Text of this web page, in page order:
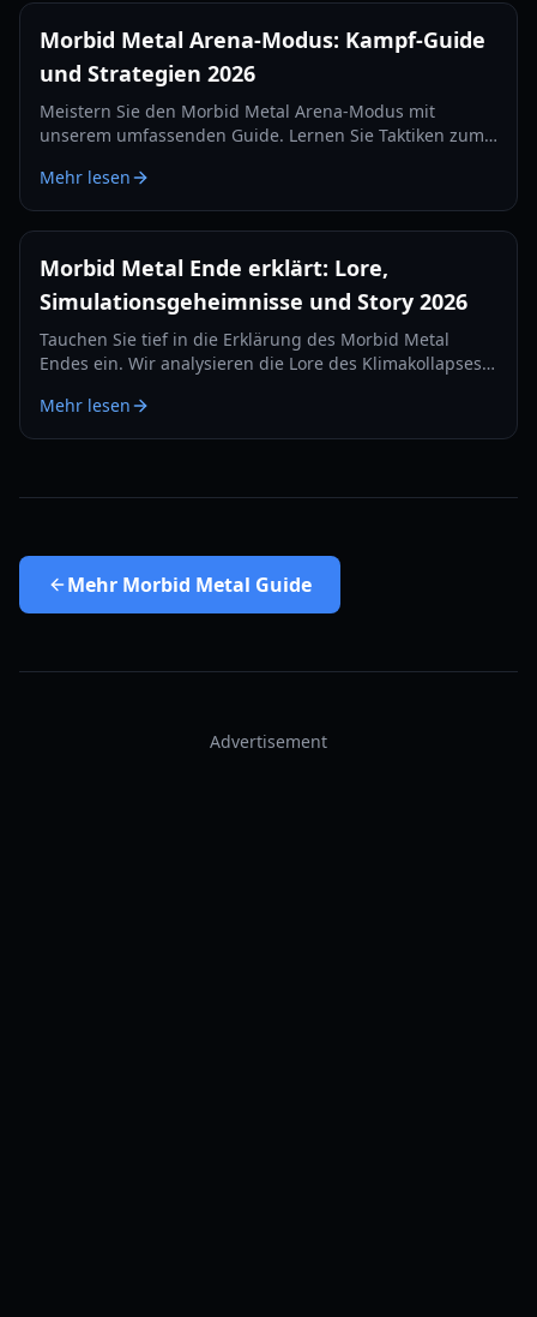
Morbid Metal Arena-Modus: Kampf-Guide
und Strategien 2026
Meistern Sie den Morbid Metal Arena-Modus mit
unserem umfassenden Guide. Lernen Sie Taktiken zum
für das ultimative Hack-and-Slash-Erlebnis.
Mehr lesen
Morbid Metal Ende erklärt: Lore,
Simulationsgeheimnisse und Story 2026
Tauchen Sie tief in die Erklärung des Morbid Metal
Endes ein. Wir analysieren die Lore des Klimakollapses,
Simulation.
Mehr lesen
Mehr Morbid Metal Guide
Advertisement